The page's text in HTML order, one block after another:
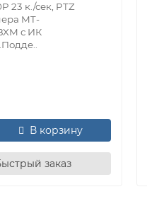
23 к./сек, PTZ
MT-
с ИК
В корзину
заказ